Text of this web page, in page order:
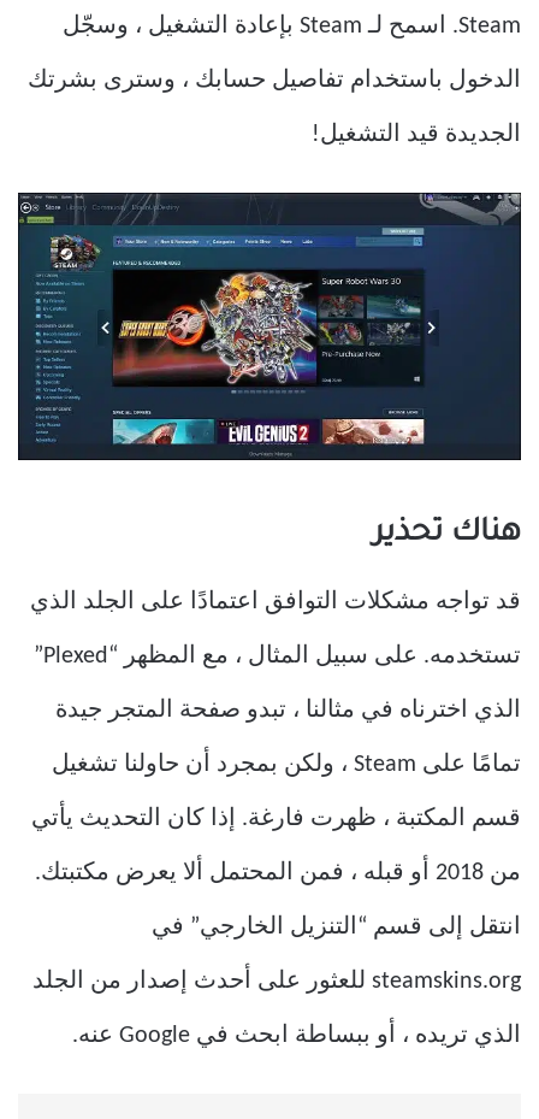
Steam. اسمح لـ Steam بإعادة التشغيل ، وسجّل
الدخول باستخدام تفاصيل حسابك ، وسترى بشرتك
الجديدة قيد التشغيل!
هناك تحذير
قد تواجه مشكلات التوافق اعتمادًا على الجلد الذي
تستخدمه. على سبيل المثال ، مع المظهر “Plexed”
الذي اخترناه في مثالنا ، تبدو صفحة المتجر جيدة
تمامًا على Steam ، ولكن بمجرد أن حاولنا تشغيل
قسم المكتبة ، ظهرت فارغة. إذا كان التحديث يأتي
من 2018 أو قبله ، فمن المحتمل ألا يعرض مكتبتك.
انتقل إلى قسم “التنزيل الخارجي” في
steamskins.org للعثور على أحدث إصدار من الجلد
الذي تريده ، أو ببساطة ابحث في Google عنه.